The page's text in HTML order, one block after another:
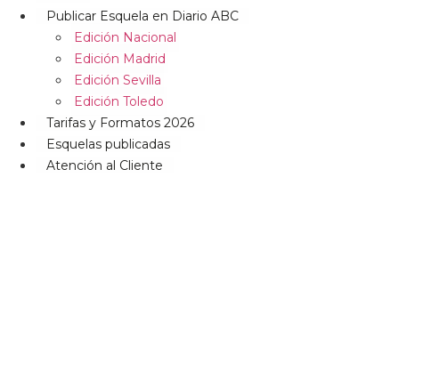
Publicar Esquela en Diario ABC
Edición Nacional
Edición Madrid
Edición Sevilla
Edición Toledo
Tarifas y Formatos 2026
Esquelas publicadas
Atención al Cliente